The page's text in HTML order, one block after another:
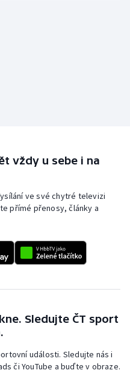
vždy u sebe i na
ve své chytré televizi
přímé přenosy, články a
Sledujte ČT sport
události. Sledujte nás i
či YouTube a buďte v obraze.